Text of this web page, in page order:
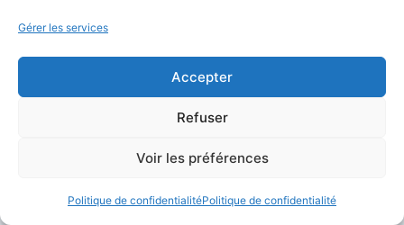
Gérer les services
Accepter
Refuser
Voir les préférences
Politique de confidentialitéPolitique de confidentialité
obligatoires sont indiqués avec